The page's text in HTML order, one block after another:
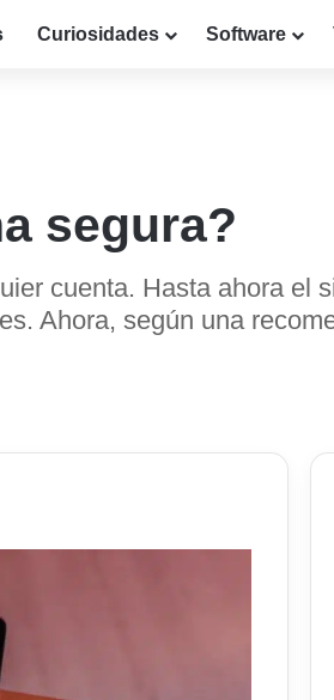
Curiosidades Software
segura?
cuenta. Hasta ahora el
Ahora, según una